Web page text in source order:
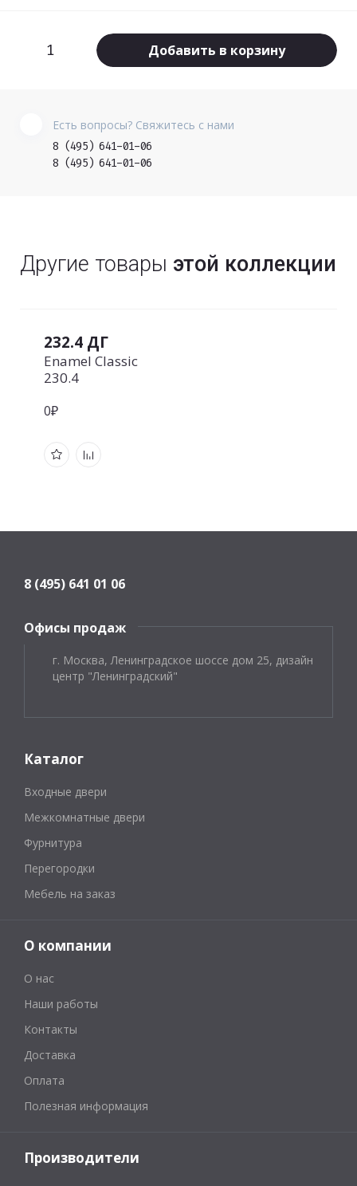
Добавить в корзину
Есть вопросы? Свяжитесь с нами
8 (495) 641-01-06
8 (495) 641-01-06
Другие товары этой коллекции
232.4 ДГ
Enamel Classic
230.4
0₽
8 (495) 641 01 06
Офисы продаж
г. Москва, Ленинградское шоссе дом 25, дизайн
центр "Ленинградский"
Каталог
Входные двери
Межкомнатные двери
Фурнитура
Перегородки
Мебель на заказ
О компании
О нас
Наши работы
Контакты
Доставка
Оплата
Полезная информация
Производители